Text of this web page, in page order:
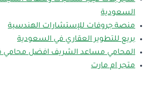
السعودية
منصة جروفات للإستشارات الهندسية
بريع للتطوير العقاري في السعودية
المحامي مساعد الشريف افضل محامي
متجر ام مارت